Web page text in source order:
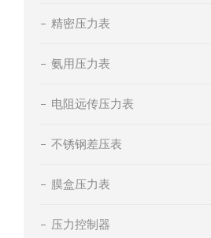
精密压力表
氨用压力表
电阻远传压力表
不锈钢差压表
膜盒压力表
压力控制器